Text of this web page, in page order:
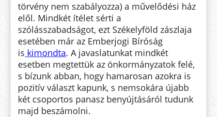
törvény nem szabályozza) a művelődési ház
elől. Mindkét ítélet sérti a
szólásszabadságot, ezt Székelyföld zászlaja
esetében már az Emberjogi Bíróság
is kimondta. A javaslatunkat mindkét
esetben megtettük az önkormányzatok felé,
s bízunk abban, hogy hamarosan azokra is
pozitív választ kapunk, s nemsokára újabb
két csoportos panasz benyújtásáról tudunk
majd beszámolni.